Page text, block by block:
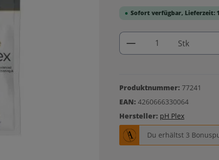
Sofort verfügbar, Lieferzeit:
Produkt Anzahl:
Stk
Produktnummer: 77241
EAN: 4260666330064
Hersteller: pH Plex
Du erhältst 3